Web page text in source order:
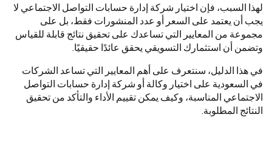
لهذا السبب، فإن اختيار شركة إدارة حسابات التواصل الاجتماعي لا
يجب أن يعتمد على السعر أو عدد المنشورات فقط، بل على
مجموعة من المعايير التي تساعدك على تحقيق نتائج قابلة للقياس
وتضمن أن استثمارك التسويقي يحقق عائدًا حقيقيًا.
في هذا الدليل، سنتعرف على أهم المعايير التي تساعد الشركات
في السعودية على اختيار وكالة أو شركة إدارة حسابات التواصل
الاجتماعي المناسبة، وكيف يمكن تقييم الأداء والتأكد من تحقيق
النتائج المطلوبة.